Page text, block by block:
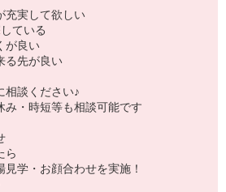
充実して欲しい
ている
が良い
る先が良い
相談ください♪
・時短等も相談可能です
ら
学・お顔合わせを実施！